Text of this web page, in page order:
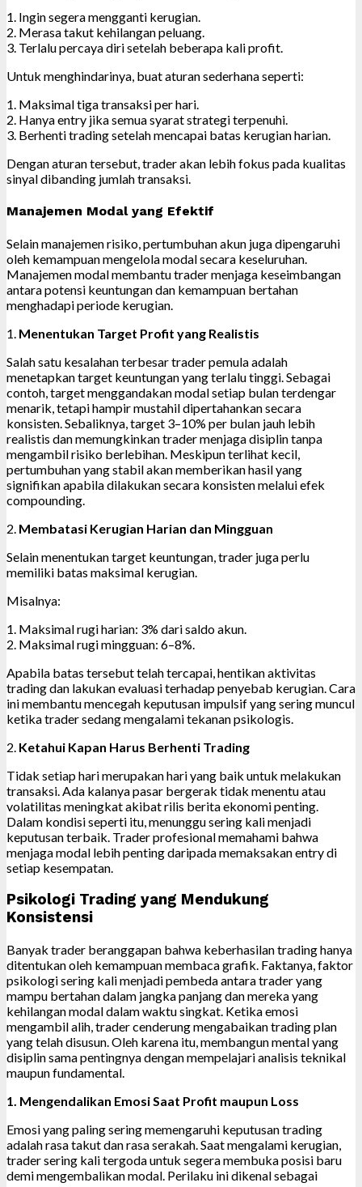
1. Ingin segera mengganti kerugian.
2. Merasa takut kehilangan peluang.
3. Terlalu percaya diri setelah beberapa kali profit.
Untuk menghindarinya, buat aturan sederhana seperti:
1. Maksimal tiga transaksi per hari.
2. Hanya entry jika semua syarat strategi terpenuhi.
3. Berhenti trading setelah mencapai batas kerugian harian.
Dengan aturan tersebut, trader akan lebih fokus pada kualitas
sinyal dibanding jumlah transaksi.
Manajemen Modal yang Efektif
Selain manajemen risiko, pertumbuhan akun juga dipengaruhi
oleh kemampuan mengelola modal secara keseluruhan.
Manajemen modal membantu trader menjaga keseimbangan
antara potensi keuntungan dan kemampuan bertahan
menghadapi periode kerugian.
1. Menentukan Target Profit yang Realistis
Salah satu kesalahan terbesar trader pemula adalah
menetapkan target keuntungan yang terlalu tinggi. Sebagai
contoh, target menggandakan modal setiap bulan terdengar
menarik, tetapi hampir mustahil dipertahankan secara
konsisten. Sebaliknya, target 3–10% per bulan jauh lebih
realistis dan memungkinkan trader menjaga disiplin tanpa
mengambil risiko berlebihan. Meskipun terlihat kecil,
pertumbuhan yang stabil akan memberikan hasil yang
signifikan apabila dilakukan secara konsisten melalui efek
compounding.
2. Membatasi Kerugian Harian dan Mingguan
Selain menentukan target keuntungan, trader juga perlu
memiliki batas maksimal kerugian.
Misalnya:
1. Maksimal rugi harian: 3% dari saldo akun.
2. Maksimal rugi mingguan: 6–8%.
Apabila batas tersebut telah tercapai, hentikan aktivitas
trading dan lakukan evaluasi terhadap penyebab kerugian. Cara
ini membantu mencegah keputusan impulsif yang sering muncul
ketika trader sedang mengalami tekanan psikologis.
2. Ketahui Kapan Harus Berhenti Trading
Tidak setiap hari merupakan hari yang baik untuk melakukan
transaksi. Ada kalanya pasar bergerak tidak menentu atau
volatilitas meningkat akibat rilis berita ekonomi penting.
Dalam kondisi seperti itu, menunggu sering kali menjadi
keputusan terbaik. Trader profesional memahami bahwa
menjaga modal lebih penting daripada memaksakan entry di
setiap kesempatan.
Psikologi Trading yang Mendukung
Konsistensi
Banyak trader beranggapan bahwa keberhasilan trading hanya
ditentukan oleh kemampuan membaca grafik. Faktanya, faktor
psikologi sering kali menjadi pembeda antara trader yang
mampu bertahan dalam jangka panjang dan mereka yang
kehilangan modal dalam waktu singkat. Ketika emosi
mengambil alih, trader cenderung mengabaikan trading plan
yang telah disusun. Oleh karena itu, membangun mental yang
disiplin sama pentingnya dengan mempelajari analisis teknikal
maupun fundamental.
1. Mengendalikan Emosi Saat Profit maupun Loss
Emosi yang paling sering memengaruhi keputusan trading
adalah rasa takut dan rasa serakah. Saat mengalami kerugian,
trader sering kali tergoda untuk segera membuka posisi baru
demi mengembalikan modal. Perilaku ini dikenal sebagai